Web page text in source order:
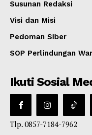
Susunan Redaksi
Visi dan Misi
Pedoman Siber
SOP Perlindungan
Ikuti Sosial
Tlp. 0857-7184-7962